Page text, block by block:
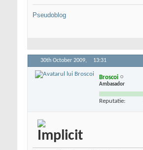
Pseudoblog
30th October 2009, 13:31
Broscoi
Ambasador
Reputatie: